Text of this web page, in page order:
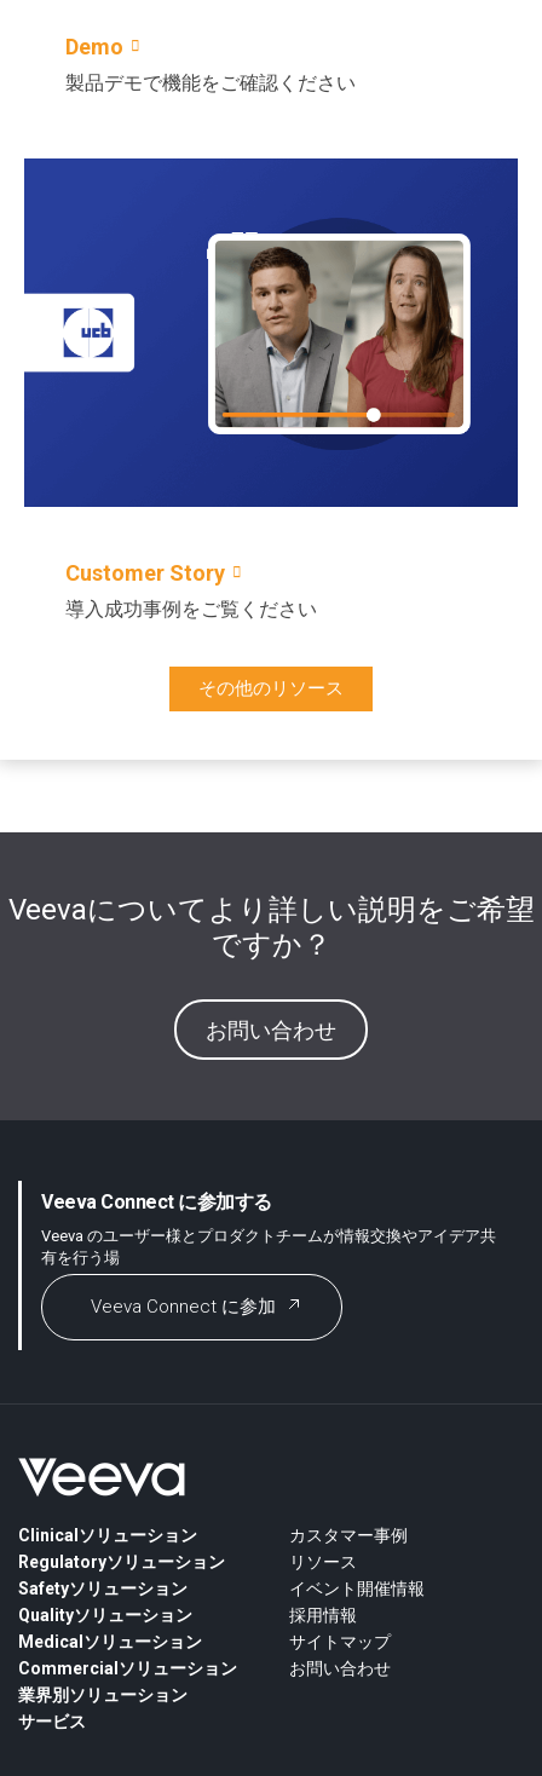
Demo
製品デモで機能をご確認ください
Customer Story
導入成功事例をご覧ください
その他のリソース
Veevaについてより詳しい説明をご希望
ですか？
お問い合わせ
Veeva Connect に参加する
Veeva のユーザー様とプロダクトチームが情報交換やアイデア共
有を行う場
Veeva Connect に参加
Clinicalソリューション
Regulatoryソリューション
Safetyソリューション
Qualityソリューション
Medicalソリューション
Commercialソリューション
業界別ソリューション
サービス
カスタマー事例
リソース
イベント開催情報
採用情報
サイトマップ
お問い合わせ